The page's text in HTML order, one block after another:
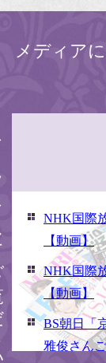
メディア
い
NHK国際
【動画】
NHK国際
【動画】
BS朝日「
雅俊さん